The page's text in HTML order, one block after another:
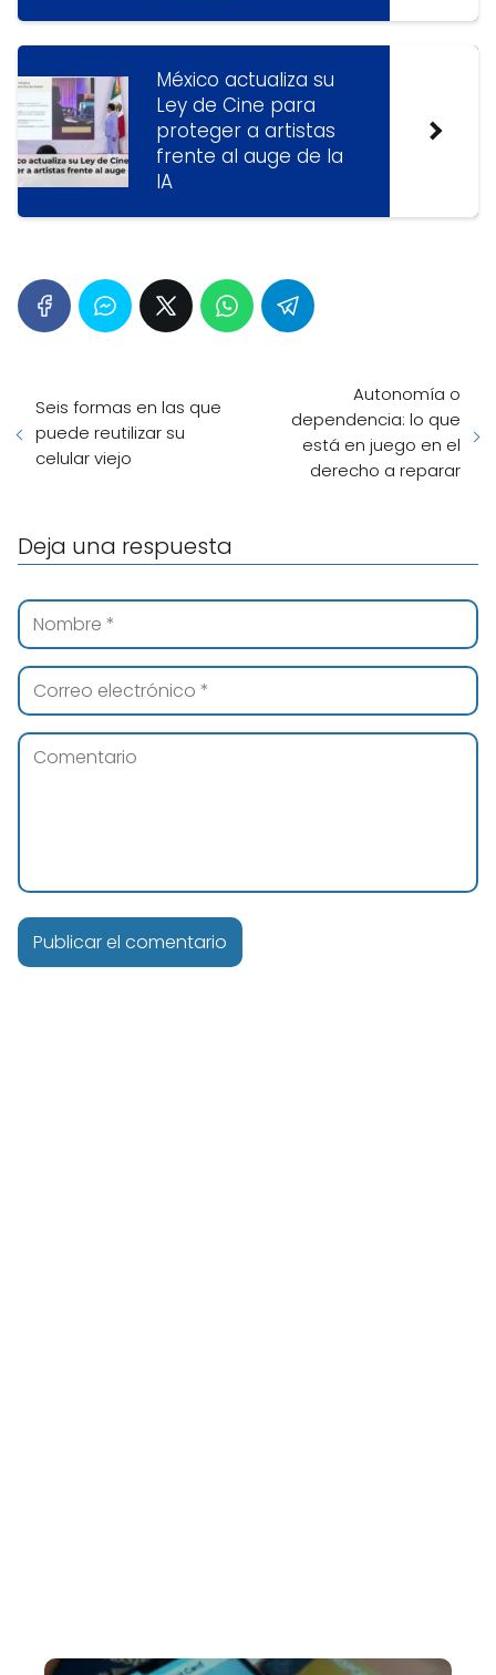
México actualiza su
Ley de Cine para
proteger a artistas
frente al auge de la
IA
Seis formas en las que
puede reutilizar su
celular viejo
Autonomía o
dependencia: lo que
está en juego en el
derecho a reparar
Deja una respuesta